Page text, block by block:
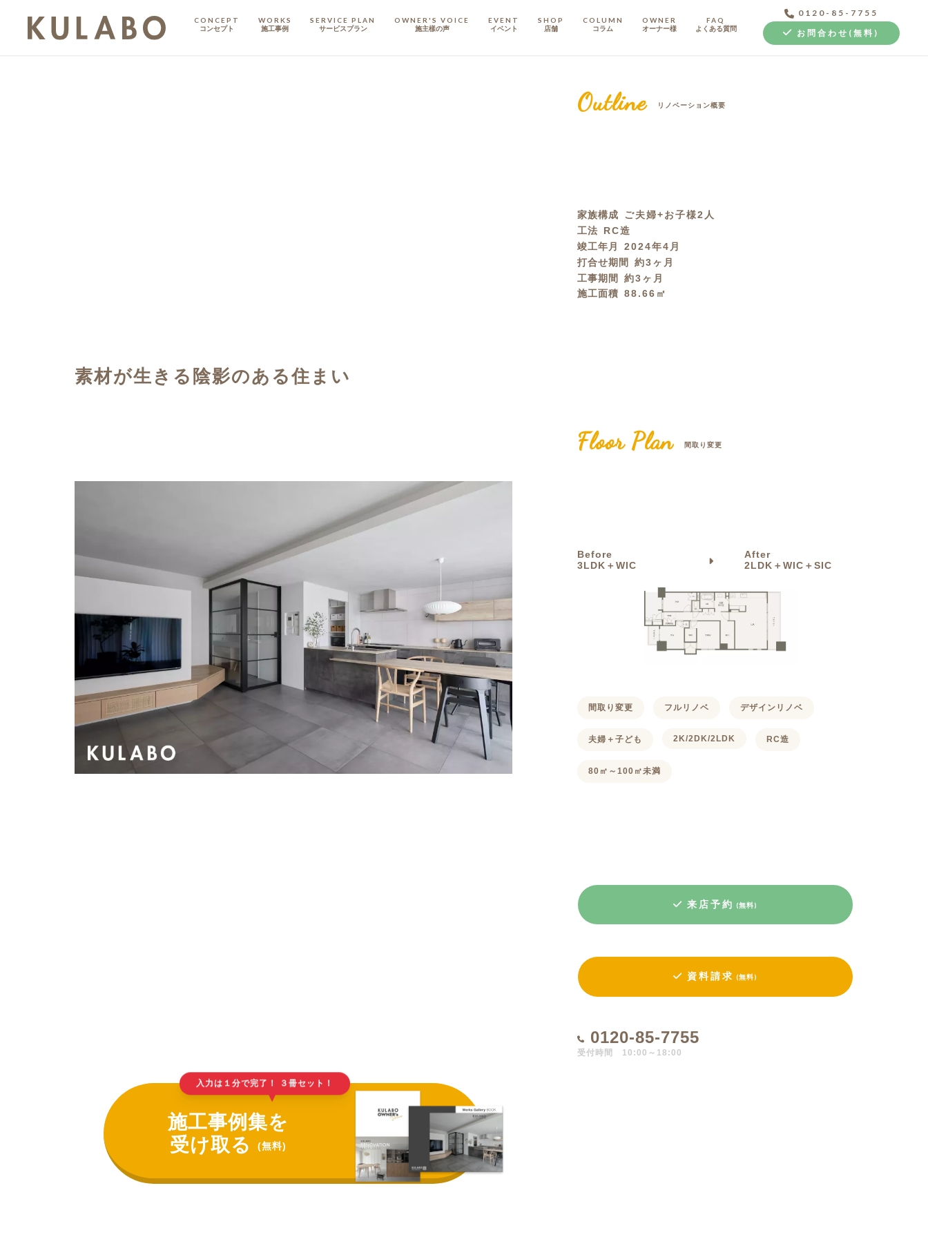
CONCEPT
コンセプト
WORKS
施工事例
SERVICE PLAN
サービスプラン
OWNER'S VOICE
施主樣の声
EVENT
イベント
SHOP
店舗
COLUMN
コラム
OWNER
オーナー様
FAQ
よくある質問
0120-85-7755
お問合わせ(無料)
素材が生きる陰影のある住まい
入力は１分で完了！ ３冊セット！
▲
施工事例集を
受け取る(無料)
Outline リノベーション概要
家族構成
ご夫婦+お子様2人
工法
RC造
竣工年月
2024年4月
打合せ期間
約3ヶ月
工事期間 約3ヶ月
施工面積 88.66㎡
Floor Plan 間取り変更
Before
3LDK＋WIC
After
2LDK＋WIC＋SIC
間取り変更 フルリノベ デザインリノベ
夫婦＋子ども 2K/2DK/2LDK RC造
80㎡～100㎡未満
来店予約 (無料)
資料請求 (無料)
0120-85-7755
受付時間 10:00～18:00